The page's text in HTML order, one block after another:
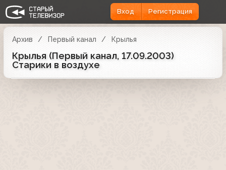
Вход Регистрация
Архив Первый канал Крылья
Крылья (Первый канал, 17.09.2003)
Старики в воздухе